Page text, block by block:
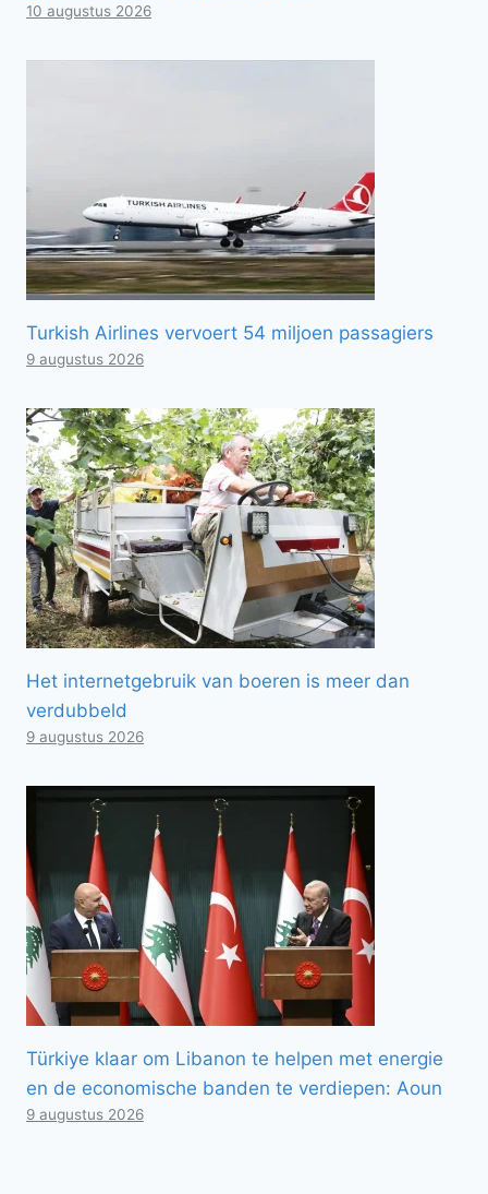
10 augustus 2026
Turkish Airlines vervoert 54 miljoen passagiers
9 augustus 2026
Het internetgebruik van boeren is meer dan
verdubbeld
9 augustus 2026
Türkiye klaar om Libanon te helpen met energie
en de economische banden te verdiepen: Aoun
9 augustus 2026